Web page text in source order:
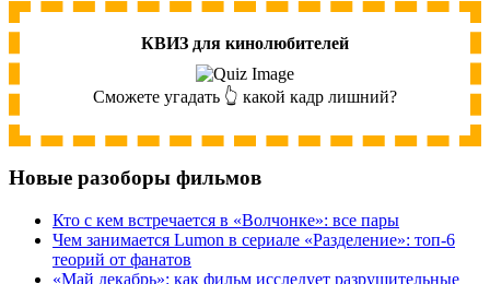
КВИЗ для кинолюбителей
Сможете угадать 👆 какой кадр лишний?
Новые разоборы фильмов
Кто с кем встречается в «Волчонке»: все пары
Чем занимается Lumon в сериале «Разделение»: топ-6
теорий от фанатов
«Май декабрь»: как фильм исследует разрушительные